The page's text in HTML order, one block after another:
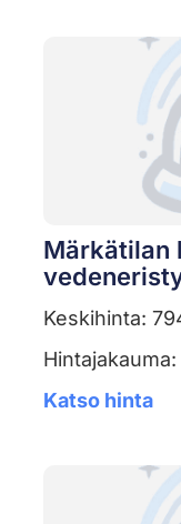
Märkätilan
Keskihinta:
Katso hinta